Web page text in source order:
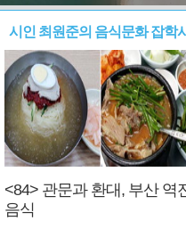
시인 최원준의 음식문화 잡학
<84> 관문과 환대, 부산 역
음식